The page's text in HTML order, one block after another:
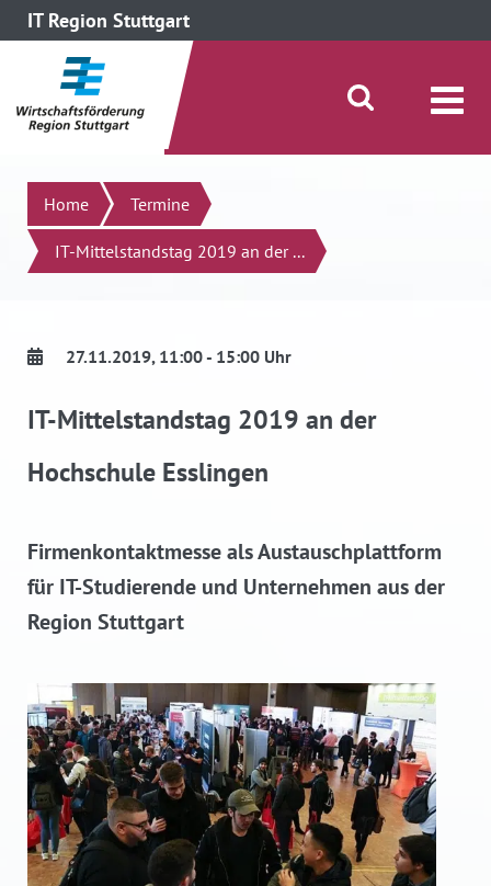
IT Region Stuttgart
direkt zum Inhalt dieser Seite
direkt zum Menü springen
Suche öffnen/schließen
Suchen
Home Termine
IT-Mittelstandstag 2019 an der ...
27.11.2019, 11:00 - 15:00 Uhr
IT-Mittelstandstag 2019 an der
Hochschule Esslingen
Firmenkontaktmesse als Austauschplattform
für IT-Studierende und Unternehmen aus der
Region Stuttgart